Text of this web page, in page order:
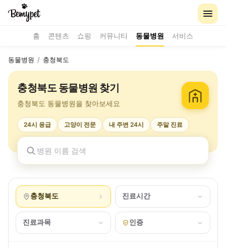
홈 콘텐츠 쇼핑 커뮤니티 동물병원 서비스
동물병원 / 충청북도
충청북도 동물병원 찾기
충청북도 동물병원을 찾아보세요
24시 응급 고양이 전문 내 주변 24시 주말 진료
충청북도 진료시간
진료과목 인증